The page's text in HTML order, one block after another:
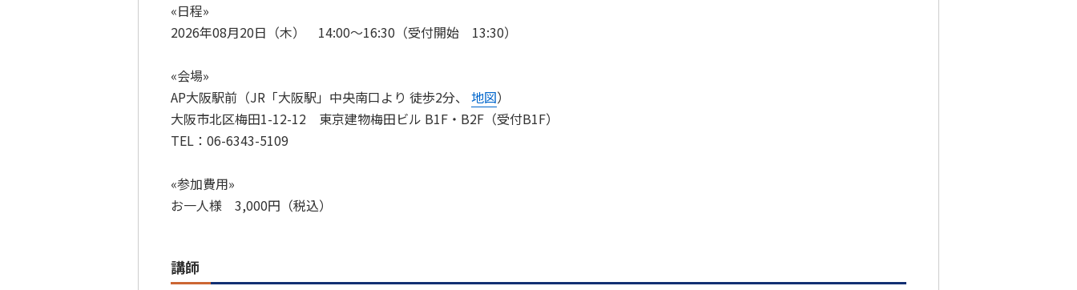
«日程»
2026年08月20日（木） 14:00～16:30（受付開始 13:30）
«会場»
AP大阪駅前（JR「大阪駅」中央南口より 徒歩2分、 地図）
大阪市北区梅田1-12-12 東京建物梅田ビル B1F・B2F（受付B1F）
TEL：06-6343-5109
«参加費用»
お一人様 3,000円（税込）
講師